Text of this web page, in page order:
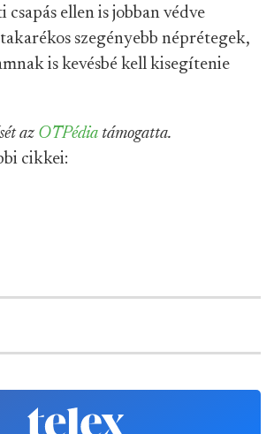
csapás ellen is jobban védve
szegényebb néprétegek,
is kevésbé kell kisegítenie
az OTPédia támogatta.
cikkei: